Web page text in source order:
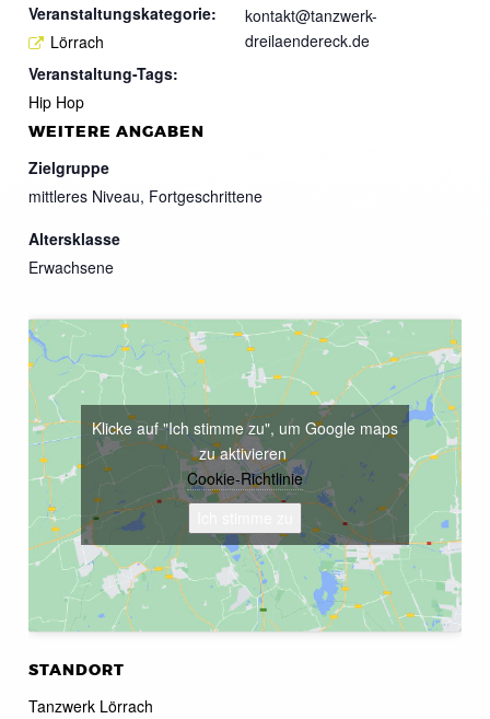
Veranstaltungskategorie:
Lörrach
Veranstaltung-Tags:
Hip Hop
kontakt@tanzwerk-
dreilaendereck.de
WEITERE ANGABEN
Zielgruppe
mittleres Niveau, Fortgeschrittene
Altersklasse
Erwachsene
STANDORT
Tanzwerk Lörrach
Klicke auf "Ich stimme zu", um Google maps
zu aktivieren
Cookie-Richtlinie